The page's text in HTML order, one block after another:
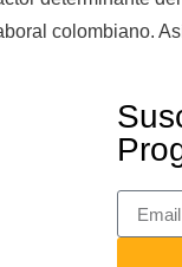
colombiano.